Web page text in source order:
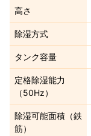
高さ
除湿方式
タンク容量
定格除湿能力
（50Hz）
除湿可能面積（鉄
筋）